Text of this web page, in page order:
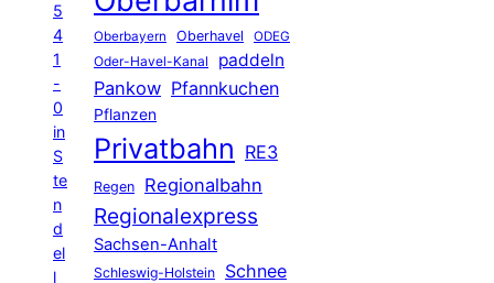
5
4
1
-
0
in
S
te
n
d
el
l
Oberbayern Oberhavel ODEG
Oder-Havel-Kanal paddeln
Pankow Pfannkuchen
Pflanzen
Privatbahn RE3
Regen Regionalbahn
Regionalexpress
Sachsen-Anhalt
Schleswig-Holstein Schnee